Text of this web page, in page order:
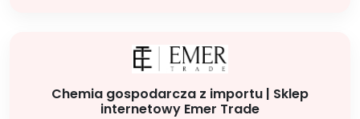
Chemia gospodarcza z importu | Sklep
internetowy Emer Trade